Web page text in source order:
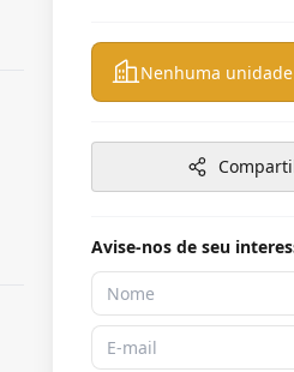
Nenhuma
Avise-nos de seu